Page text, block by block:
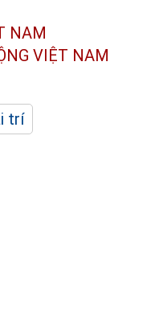
NAM
VIỆT NAM
trí